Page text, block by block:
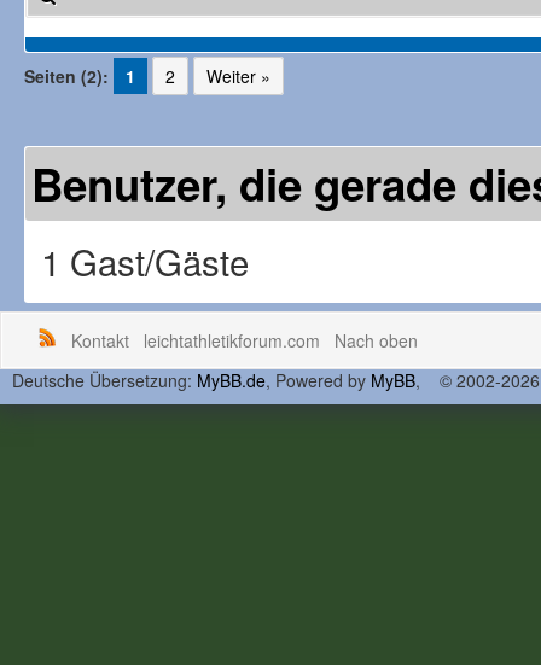
Seiten (2): 1 2 Weiter »
Benutzer, die gerade
1 Gast/Gäste
Kontakt leichtathletikforum.com
Nach oben
Deutsche Übersetzung: MyBB.de, Powered by MyBB, © 2002-